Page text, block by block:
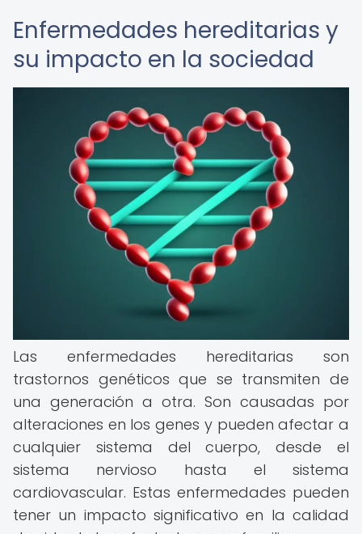
Enfermedades hereditarias y
su impacto en la sociedad
Las enfermedades hereditarias son
trastornos genéticos que se transmiten de
una generación a otra. Son causadas por
alteraciones en los genes y pueden afectar a
cualquier sistema del cuerpo, desde el
sistema nervioso hasta el sistema
cardiovascular. Estas enfermedades pueden
tener un impacto significativo en la calidad